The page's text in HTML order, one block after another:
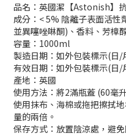
品名：英國潔【Astonish】
成分：< 5% 陰離子表面活性
並異噻唑啉酮)、香料、芳樟
容量：1000ml
製造日期：如外包裝標示(日/
有效日期：如外包裝標示(日/
產地：英國
使用方法：將2滿瓶蓋 (60毫
使用抹布、海棉或拖把擦拭
量的兩倍。
保存方式：放置陰涼處，避免